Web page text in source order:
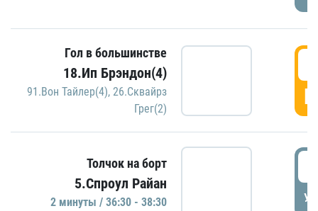
Гол в большинстве
18.Ип Брэндон(4)
91.Вон Тайлер(4), 26.Сквайрз
Грег(2)
Толчок на борт
5.Спроул Райан
2 минуты / 36:30 - 38:30